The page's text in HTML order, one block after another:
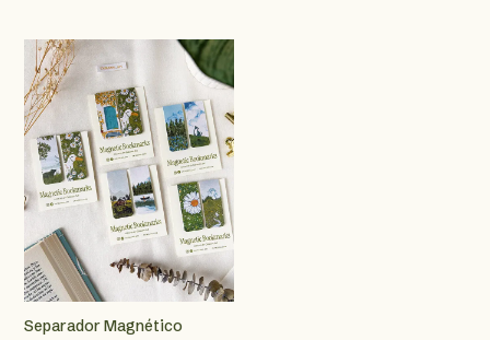
múltiples
variantes.
Las
opciones
se
pueden
elegir
en
la
página
de
Separador Magnético